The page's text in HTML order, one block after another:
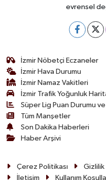
evrensel
İzmir Nöbetçi Eczaneler
İzmir Hava Durumu
İzmir Namaz Vakitleri
İzmir Trafik Yoğunluk
Süper Lig Puan Durumu
Tüm Manşetler
Son Dakika Haberleri
Haber Arşivi
Çerez Politikası Gizlilik
İletişim
Kullanım